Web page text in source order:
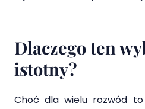
Dlaczego ten
istotny?
Choć dla wielu rozwód